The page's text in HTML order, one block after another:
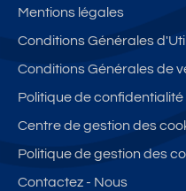
Mentions légales
Conditions Générales
Conditions Générales de
Politique de confidentialité
Centre de gestion des
Politique de gestion des
Contactez - Nous